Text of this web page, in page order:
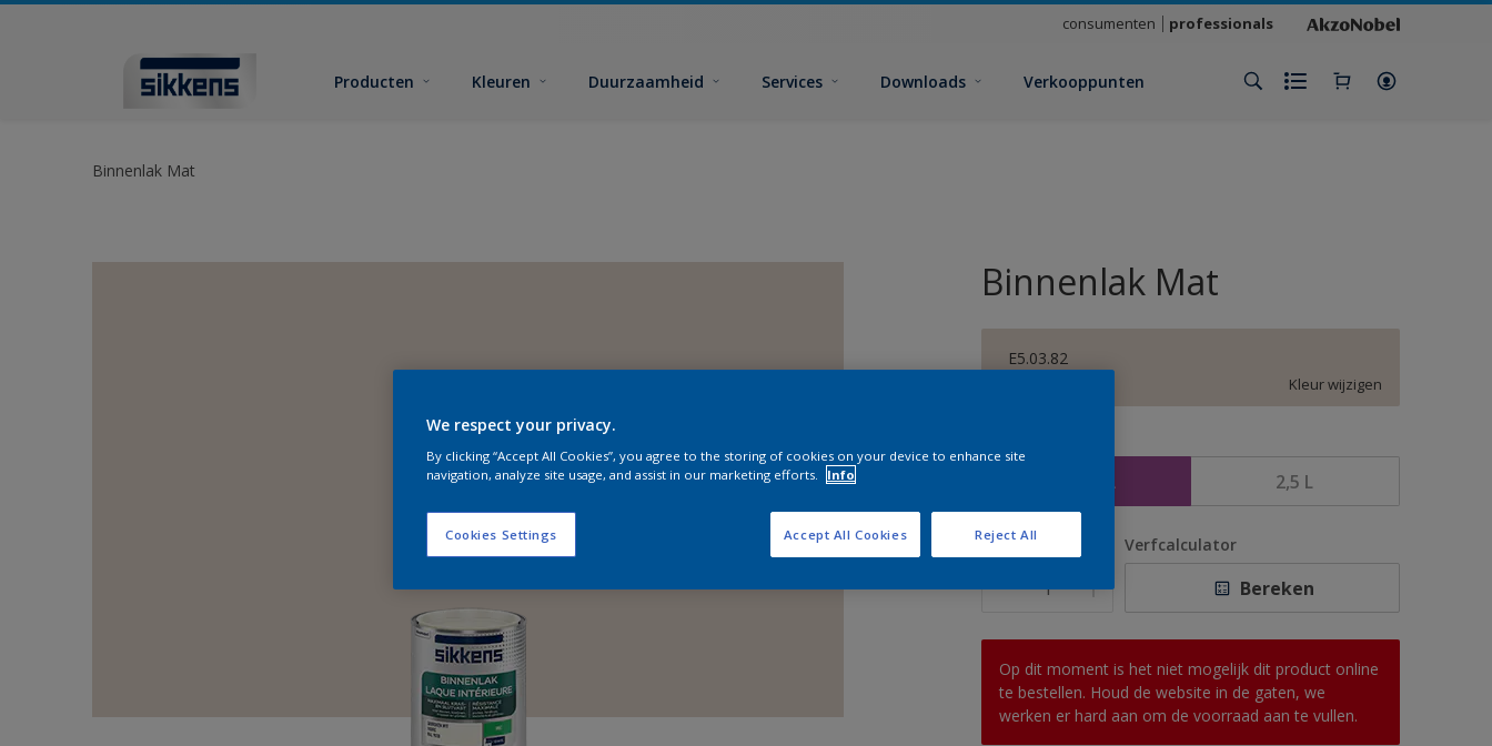
consumenten professionals
Producten Kleuren Duurzaamheid Services Downloads Verkooppunten
Binnenlak Mat
Binnenlak Mat
E5.03.82
Kleur wijzigen
750 ML 2,5 L
Aantal Verfcalculator
Bereken
Op dit moment is het niet mogelijk dit product online
te bestellen. Houd de website in de gaten, we
werken er hard aan om de voorraad aan te vullen.
We respect your privacy.
By clicking “Accept All Cookies”, you agree to the storing of cookies on your device to enhance site
navigation, analyze site usage, and assist in our marketing efforts.
Info
Cookies Settings Reject All
Accept All Cookies